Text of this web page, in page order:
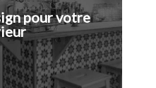
pour votre